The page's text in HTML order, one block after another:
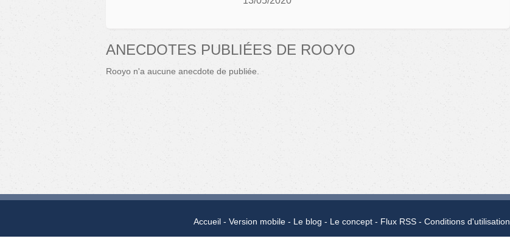
ANECDOTES PUBLIÉES DE ROOYO
Rooyo n'a aucune anecdote de publiée.
Accueil Version mobile Le blog Le concept Flux RSS Conditions d'utilisation